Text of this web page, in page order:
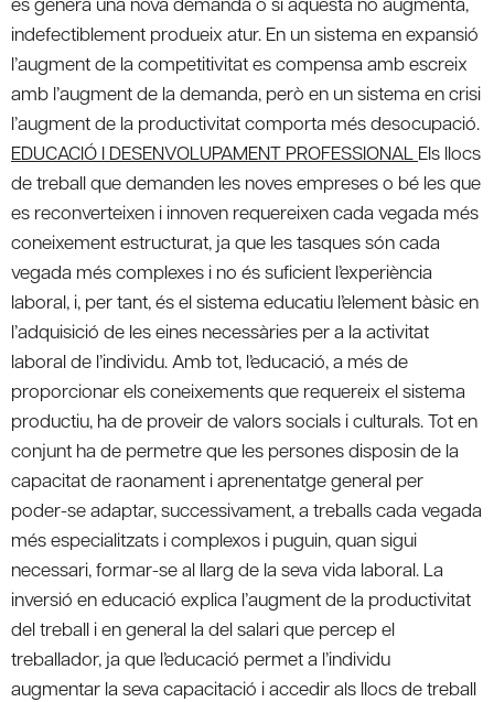
indefectiblement produeix atur. En un sistema en expansió
l’augment de la competitivitat es compensa amb escreix
amb l’augment de la demanda, però en un sistema en crisi
l’augment de la productivitat comporta més desocupació.
EDUCACIÓ I DESENVOLUPAMENT PROFESSIONAL Els llocs
de treball que demanden les noves empreses o bé les que
es reconverteixen i innoven requereixen cada vegada més
coneixement estructurat, ja que les tasques són cada
vegada més complexes i no és suficient l’experiència
laboral, i, per tant, és el sistema educatiu l’element bàsic en
l’adquisició de les eines necessàries per a la activitat
laboral de l’individu. Amb tot, l’educació, a més de
proporcionar els coneixements que requereix el sistema
productiu, ha de proveir de valors socials i culturals. Tot en
conjunt ha de permetre que les persones disposin de la
capacitat de raonament i aprenentatge general per
poder-se adaptar, successivament, a treballs cada vegada
més especialitzats i complexos i puguin, quan sigui
necessari, formar-se al llarg de la seva vida laboral. La
inversió en educació explica l’augment de la productivitat
del treball i en general la del salari que percep el
treballador, ja que l’educació permet a l’individu
augmentar la seva capacitació i accedir als llocs de treball